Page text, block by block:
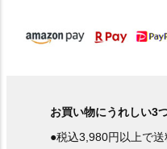
お買い物にうれしい3
●税込3,980円以上で